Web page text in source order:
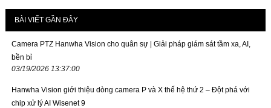
BÀI VIẾT GẦN ĐÂY
Camera PTZ Hanwha Vision cho quân sự | Giải pháp giám sát tầm xa, AI,
bền bỉ
03/19/2026 13:37:00
Hanwha Vision giới thiệu dòng camera P và X thế hệ thứ 2 – Đột phá với
chip xử lý AI Wisenet 9